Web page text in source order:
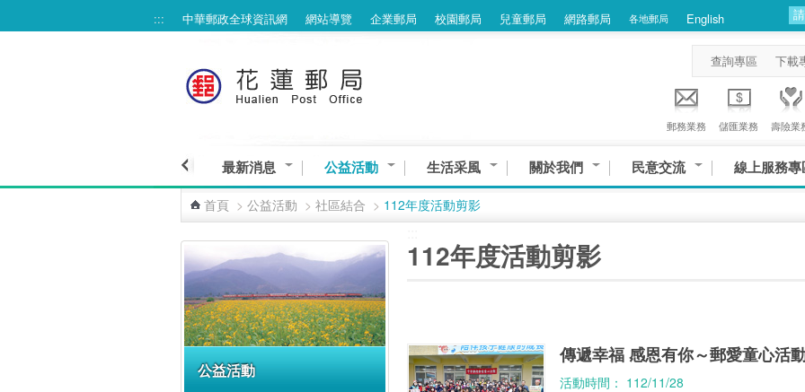
::: 中華郵政全球資訊網 網站導覽 企業郵局 校園郵局 兒童郵局 網路郵局 各地郵局 English
查詢專區 下載
郵務業務 儲匯業務 壽險業
最新消息 公益活動 生活采風 關於我們 民意交流 線上服務專
首頁 > 公益活動 > 社區結合 > 112年度活動剪影
公益活動
112年度活動剪影
傳遞幸福 感恩有你～郵愛童心活
活動時間： 112/11/28